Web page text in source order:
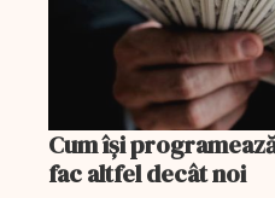
Cum își
fac altfel decât noi